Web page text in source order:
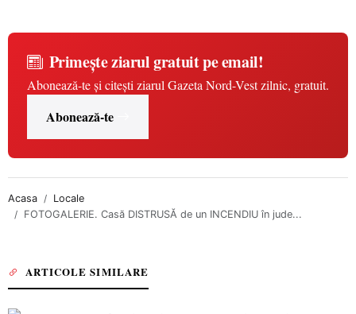
Primește ziarul gratuit pe email!
Abonează-te și citești ziarul Gazeta Nord-Vest zilnic, gratuit.
Abonează-te
Acasa
Locale
FOTOGALERIE. Casă DISTRUSĂ de un INCENDIU în jude...
ARTICOLE SIMILARE